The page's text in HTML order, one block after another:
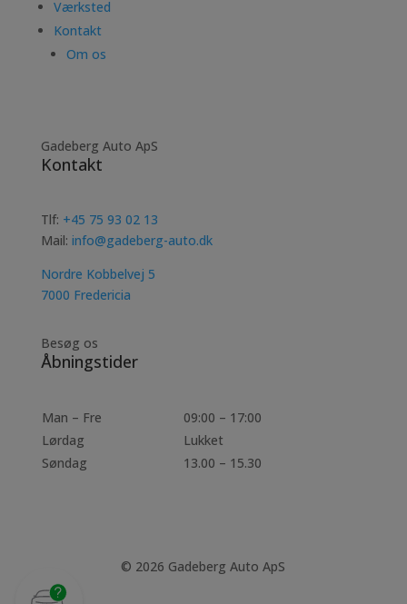
Værksted
Kontakt
Om os
Gadeberg Auto ApS
Kontakt
Tlf: +45 75 93 02 13
Mail: info@gadeberg-auto.dk
Nordre Kobbelvej 5
7000 Fredericia
Besøg os
Åbningstider
Man – Fre
09:00 – 17:00
Lørdag
Lukket
Søndag
13.00 – 15.30
© 2026 Gadeberg Auto ApS